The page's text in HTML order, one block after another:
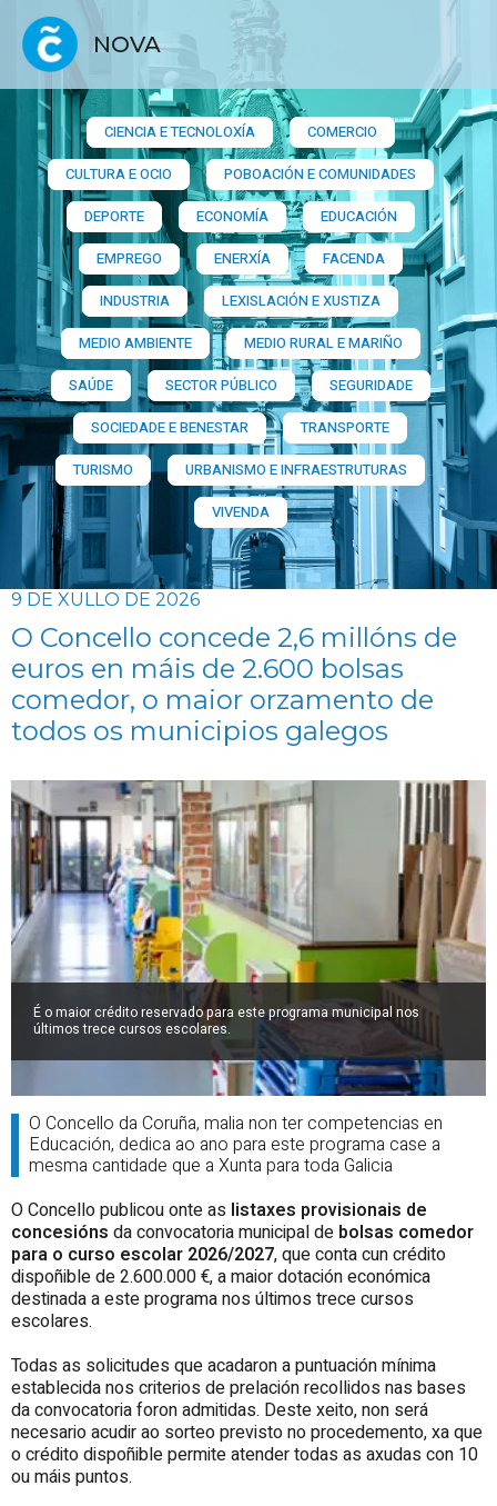
NOVA
CIENCIA E TECNOLOXÍA
COMERCIO
CULTURA E OCIO
POBOACIÓN E COMUNIDADES
DEPORTE
ECONOMÍA
EDUCACIÓN
EMPREGO
ENERXÍA
FACENDA
INDUSTRIA
LEXISLACIÓN E XUSTIZA
MEDIO AMBIENTE
MEDIO RURAL E MARIÑO
SAÚDE
SECTOR PÚBLICO
SEGURIDADE
SOCIEDADE E BENESTAR
TRANSPORTE
TURISMO
URBANISMO E INFRAESTRUTURAS
VIVENDA
9 DE XULLO DE 2026
O Concello concede 2,6 millóns de
euros en máis de 2.600 bolsas
comedor, o maior orzamento de
todos os municipios galegos
É o maior crédito reservado para este programa municipal nos
últimos trece cursos escolares.
O Concello da Coruña, malia non ter competencias en
Educación, dedica ao ano para este programa case a
mesma cantidade que a Xunta para toda Galicia
O Concello publicou onte as listaxes provisionais de
concesións da convocatoria municipal de bolsas comedor
para o curso escolar 2026/2027, que conta cun crédito
dispoñible de 2.600.000 €, a maior dotación económica
destinada a este programa nos últimos trece cursos
escolares.
Todas as solicitudes que acadaron a puntuación mínima
establecida nos criterios de prelación recollidos nas bases
da convocatoria foron admitidas. Deste xeito, non será
necesario acudir ao sorteo previsto no procedemento, xa que
o crédito dispoñible permite atender todas as axudas con 10
ou máis puntos.